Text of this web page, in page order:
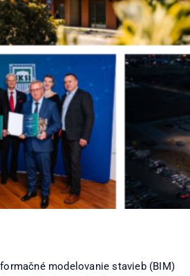
modelovanie stavieb (BIM)